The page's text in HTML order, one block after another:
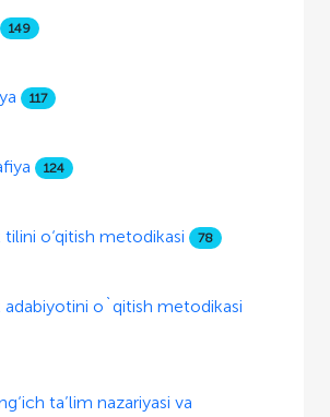
149
117
124
tilini o‘qitish metodikasi 78
adabiyotini o`qitish metodikasi
ta’lim nazariyasi va